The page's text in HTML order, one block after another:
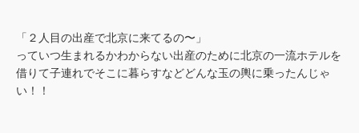
「２人目の出産で北京に来てるの〜」
っていつ生まれるかわからない出産のために北京の一流ホテルを
借りて子連れでそこに暮らすなどどんな玉の輿に乗ったんじゃ
い！！